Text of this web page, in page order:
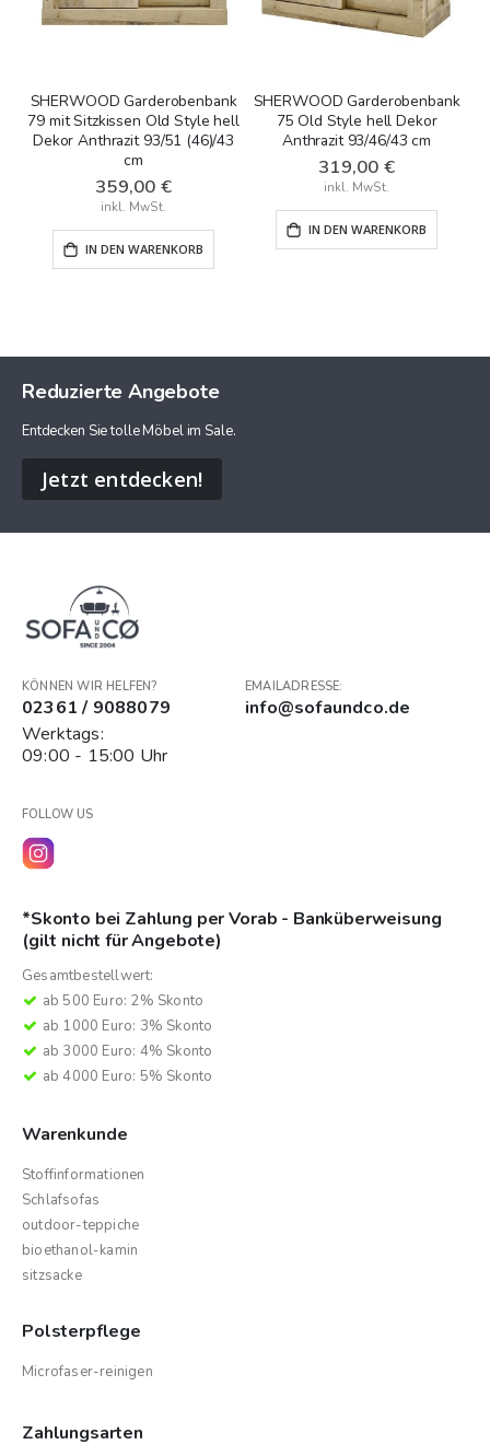
SHERWOOD Garderobenbank
79 mit Sitzkissen Old Style hell
Dekor Anthrazit 93/51 (46)/43
cm
359,00 €
IN DEN WARENKORB
SHERWOOD Garderobenbank
75 Old Style hell Dekor
Anthrazit 93/46/43 cm
319,00 €
IN DEN WARENKORB
Reduzierte Angebote
Entdecken Sie tolle Möbel im Sale.
Jetzt entdecken!
KÖNNEN WIR HELFEN?
02361 / 9088079
Werktags:
09:00 - 15:00 Uhr
EMAILADRESSE:
info@sofaundco.de
FOLLOW US
*Skonto bei Zahlung per Vorab - Banküberweisung
(gilt nicht für Angebote)
Gesamtbestellwert:
ab 500 Euro: 2% Skonto
ab 1000 Euro: 3% Skonto
ab 3000 Euro: 4% Skonto
ab 4000 Euro: 5% Skonto
Warenkunde
Stoffinformationen
Schlafsofas
outdoor-teppiche
bioethanol-kamin
sitzsacke
Polsterpflege
Microfaser-reinigen
Zahlungsarten